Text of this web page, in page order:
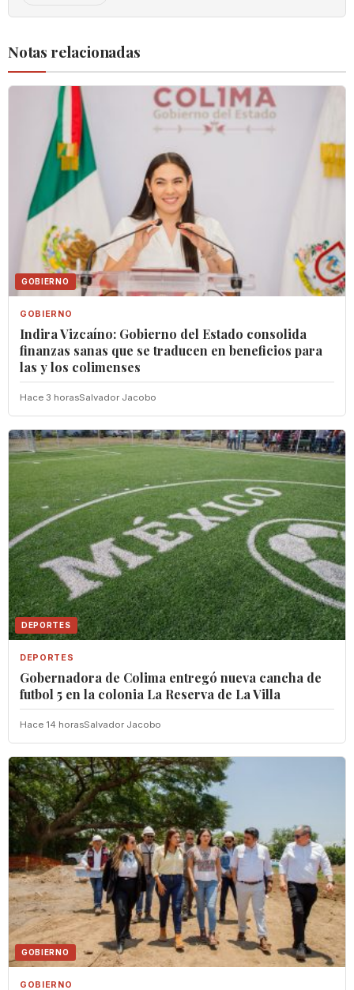
Notas relacionadas
GOBIERNO
GOBIERNO
Indira Vizcaíno: Gobierno del Estado consolida
finanzas sanas que se traducen en beneficios para
las y los colimenses
Hace 3 horasSalvador Jacobo
DEPORTES
DEPORTES
Gobernadora de Colima entregó nueva cancha de
futbol 5 en la colonia La Reserva de La Villa
Hace 14 horasSalvador Jacobo
GOBIERNO
GOBIERNO